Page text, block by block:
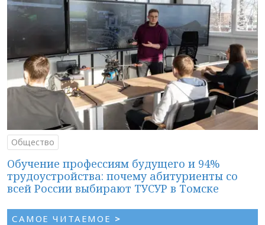
Общество
Обучение профессиям будущего и 94%
трудоустройства: почему абитуриенты со
всей России выбирают ТУСУР в Томске
САМОЕ ЧИТАЕМОЕ >